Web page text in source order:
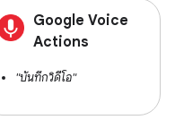
Google Voice
Actions
"บันทึกวิดีโอ"